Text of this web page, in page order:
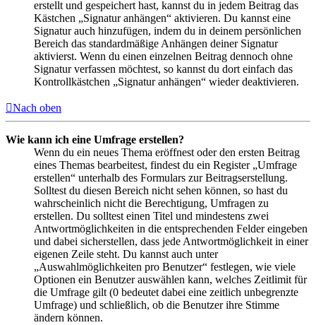
erstellt und gespeichert hast, kannst du in jedem Beitrag das
Kästchen „Signatur anhängen“ aktivieren. Du kannst eine
Signatur auch hinzufügen, indem du in deinem persönlichen
Bereich das standardmäßige Anhängen deiner Signatur
aktivierst. Wenn du einen einzelnen Beitrag dennoch ohne
Signatur verfassen möchtest, so kannst du dort einfach das
Kontrollkästchen „Signatur anhängen“ wieder deaktivieren.
Nach oben
Wie kann ich eine Umfrage erstellen?
Wenn du ein neues Thema eröffnest oder den ersten Beitrag
eines Themas bearbeitest, findest du ein Register „Umfrage
erstellen“ unterhalb des Formulars zur Beitragserstellung.
Solltest du diesen Bereich nicht sehen können, so hast du
wahrscheinlich nicht die Berechtigung, Umfragen zu
erstellen. Du solltest einen Titel und mindestens zwei
Antwortmöglichkeiten in die entsprechenden Felder eingeben
und dabei sicherstellen, dass jede Antwortmöglichkeit in einer
eigenen Zeile steht. Du kannst auch unter
„Auswahlmöglichkeiten pro Benutzer“ festlegen, wie viele
Optionen ein Benutzer auswählen kann, welches Zeitlimit für
die Umfrage gilt (0 bedeutet dabei eine zeitlich unbegrenzte
Umfrage) und schließlich, ob die Benutzer ihre Stimme
ändern können.